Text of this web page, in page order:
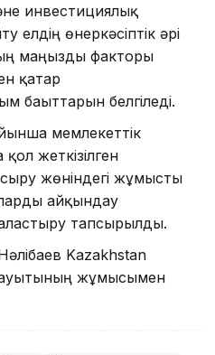
инвестициялық
елдің өнеркәсіптік әрі
маңызды факторы
қатар
бағыттарын белгіледі.
мемлекеттік
жеткізілген
жөніндегі жұмысты
айқындау
тапсырылды.
Kazakhstan
жұмысымен